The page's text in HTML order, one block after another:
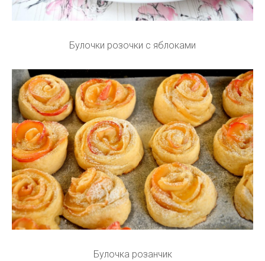
Булочки розочки с яблоками
Булочка розанчик